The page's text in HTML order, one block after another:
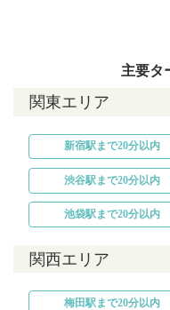
主要タ
関東エリア
新宿駅まで20分以内
渋谷駅まで20分以内
池袋駅まで20分以内
関西エリア
梅田駅まで20分以内